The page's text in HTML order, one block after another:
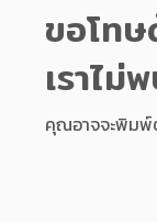
ขอโท
เราไ
คุณอาจจะพิมพ์